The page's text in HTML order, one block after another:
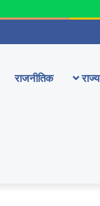
राजनीतिक राज्य